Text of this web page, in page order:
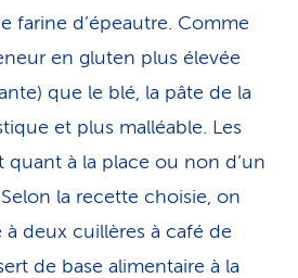
farine d’épeautre. Comme
en gluten plus élevée
que le blé, la pâte de la
et plus malléable. Les
à la place ou non d’un
la recette choisie, on
deux cuillères à café de
de base alimentaire à la